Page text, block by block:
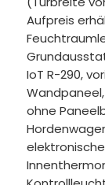
Aufpreis
IoT R-290,
ohne
elektronische